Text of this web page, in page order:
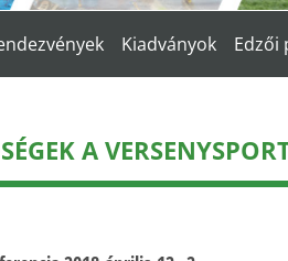
Kiadványok Edzői
A